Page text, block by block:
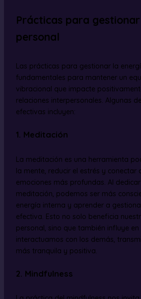
Prácticas para
personal
Las prácticas para gestionar la
fundamentales para mantener un
vibracional que impacte
relaciones interpersonales. Algunas
efectivas incluyen:
1. Meditación
La meditación es una herramienta
la mente, reducir el estrés y conectar
emociones más profundas. Al
meditación, podemos ser más
energía interna y aprender a
efectiva. Esto no solo beneficia
personal, sino que también influye en
interactuamos con los demás,
más tranquila y positiva.
2. Mindfulness